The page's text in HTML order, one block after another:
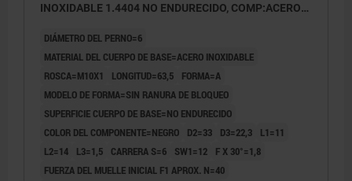
INOXIDABLE 1.4404 NO ENDURECIDO, COMP:ACERO
DIÁMETRO DEL PERNO=6
MATERIAL DEL CUERPO DE BASE=ACERO INOXIDABLE
ROSCA=M10X1
LONGITUD=63,5
FORMA=A
MODELO DE FORMA=SIN RANURA DE BLOQUEO
SUPERFICIE CUERPO DE BASE=NO ENDURECIDO
COLOR DEL COMPONENTE=NEGRO
D2=33 D3=22,3
L1=11
L2=14
L3=1,5 CARRERA S=6 SW1=12
F X 30°=1,8
FUERZA DEL MUELLE INICIAL F1 APROX. N=40